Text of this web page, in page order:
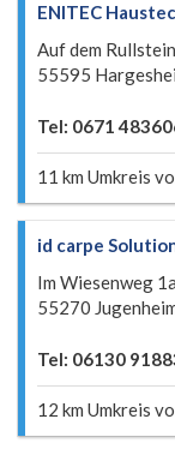
ENITEC
Auf dem
55595
Tel: 0671
11 km Umkreis
id carpe
Im Wiesenweg 1a
55270
Tel: 06130
12 km Umkreis